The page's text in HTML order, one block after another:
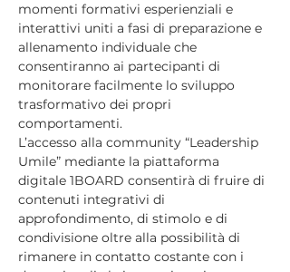
momenti formativi esperienziali e
interattivi uniti a fasi di preparazione e
allenamento individuale che
consentiranno ai partecipanti di
monitorare facilmente lo sviluppo
trasformativo dei propri
comportamenti.
L’accesso alla community “Leadership
Umile” mediante la piattaforma
digitale 1BOARD consentirà di fruire di
contenuti integrativi di
approfondimento, di stimolo e di
condivisione oltre alla possibilità di
rimanere in contatto costante con i